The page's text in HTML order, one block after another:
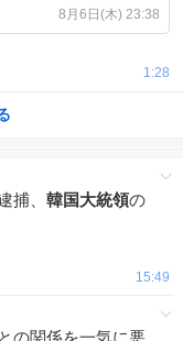
たということで、こ
造コスト増として具
8月6日(木) 23:38
1:28
捕、 韓国大統領の
15:49
の関係を一気に悪